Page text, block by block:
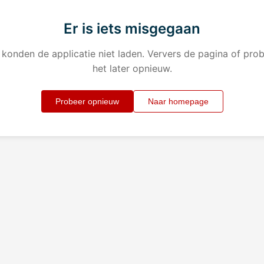
Er is iets misgegaan
konden de applicatie niet laden. Ververs de pagina of
het later opnieuw.
Probeer opnieuw Naar homepage